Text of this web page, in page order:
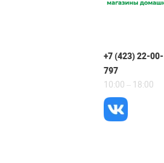
+7 (423) 22-00-
797
10:00 – 18:00